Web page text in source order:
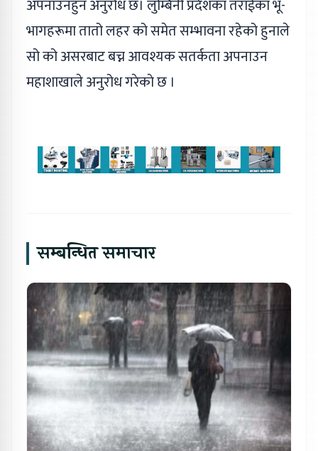
अपनाउनहुन अनुरोध छ। लुम्बिनी प्रदेशका तराईका भू-
भागहरूमा तातो लहर को समेत सम्भावना रहेको हुनाले
सो को असरबाट बच्न आवश्यक सतर्कता अपनाउन
महाशाखाले अनुरोध गरेकाे छ ।
सम्बन्धित समाचार